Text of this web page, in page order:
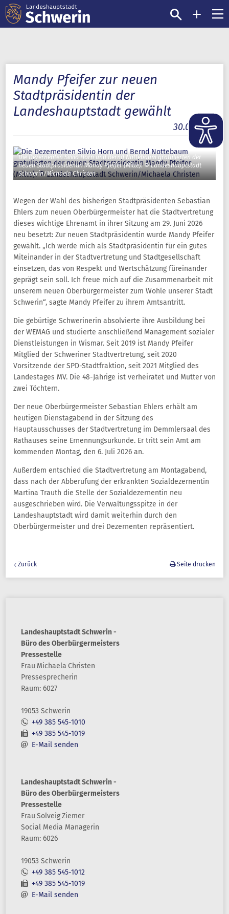
Mandy Pfeifer zur neuen
Stadtpräsidentin der
Landeshauptstadt gewählt
30.06.2026
Die Dezernenten Silvio Horn und Bernd Nottebaum gratulierten der
neuen Stadtpräsidentin Mandy Pfeifer (Mitte). © Landeshauptstadt
Schwerin/Michaela Christen
Wegen der Wahl des bisherigen Stadtpräsidenten Sebastian
Ehlers zum neuen Oberbürgermeister hat die Stadtvertretung
dieses wichtige Ehrenamt in ihrer Sitzung am 29. Juni 2026
neu besetzt: Zur neuen Stadtpräsidentin wurde Mandy Pfeifer
gewählt. „Ich werde mich als Stadtpräsidentin für ein gutes
Miteinander in der Stadtvertretung und Stadtgesellschaft
einsetzen, das von Respekt und Wertschätzung füreinander
geprägt sein soll. Ich freue mich auf die Zusammenarbeit mit
unserem neuen Oberbürgermeister zum Wohle unserer Stadt
Schwerin“, sagte Mandy Pfeifer zu ihrem Amtsantritt.
Die gebürtige Schwerinerin absolvierte ihre Ausbildung bei
der WEMAG und studierte anschließend Management sozialer
Dienstleistungen in Wismar. Seit 2019 ist Mandy Pfeifer
Mitglied der Schweriner Stadtvertretung, seit 2020
Vorsitzende der SPD-Stadtfraktion, seit 2021 Mitglied des
Landestages MV. Die 48-Jährige ist verheiratet und Mutter von
zwei Töchtern.
Der neue Oberbürgermeister Sebastian Ehlers erhält am
heutigen Dienstagabend in der Sitzung des
Hauptausschusses der Stadtvertretung im Demmlersaal des
Rathauses seine Ernennungsurkunde. Er tritt sein Amt am
kommenden Montag, den 6. Juli 2026 an.
Außerdem entschied die Stadtvertretung am Montagabend,
dass nach der Abberufung der erkrankten Sozialdezernentin
Martina Trauth die Stelle der Sozialdezernentin neu
ausgeschrieben wird. Die Verwaltungsspitze in der
Landeshauptstadt wird damit weiterhin durch den
Oberbürgermeister und drei Dezernenten repräsentiert.
Zurück Seite drucken
Landeshauptstadt Schwerin -
Büro des Oberbürgermeisters
Pressestelle
Frau Michaela Christen
Pressesprecherin
Raum: 6027
19053 Schwerin
+49 385 545-1010
+49 385 545-1019
E-Mail senden
Landeshauptstadt Schwerin -
Büro des Oberbürgermeisters
Pressestelle
Frau SolveigZiemer
Social Media Managerin
Raum: 6026
19053 Schwerin
+49 385 545-1012
+49 385 545-1019
E-Mail senden